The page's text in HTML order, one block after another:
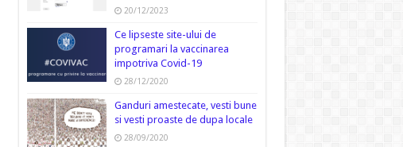
20/12/2023
Ce lipseste site-ului de
programari la vaccinarea
impotriva Covid-19
28/12/2020
Ganduri amestecate, vesti bune
si vesti proaste de dupa locale
28/09/2020